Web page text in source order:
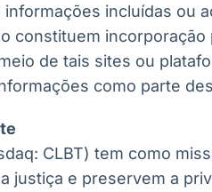
informações incluídas ou
constituem
de tais sites ou
como parte
CLBT) tem como
justiça e preservem a